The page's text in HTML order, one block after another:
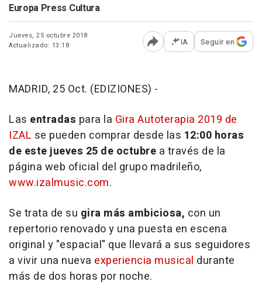
Europa Press Cultura
Jueves, 25 octubre 2018
Actualizado: 13:18
Abrir opciones para
IA Seguir en
MADRID, 25 Oct. (EDIZIONES) -
Las entradas para la Gira Autoterapia 2019 de
IZAL se pueden comprar desde las 12:00 horas
de este jueves 25 de octubre a través de la
página web oficial del grupo madrileño,
www.izalmusic.com.
Se trata de su gira más ambiciosa, con un
repertorio renovado y una puesta en escena
original y "espacial" que llevará a sus seguidores
a vivir una nueva experiencia musical durante
más de dos horas por noche.